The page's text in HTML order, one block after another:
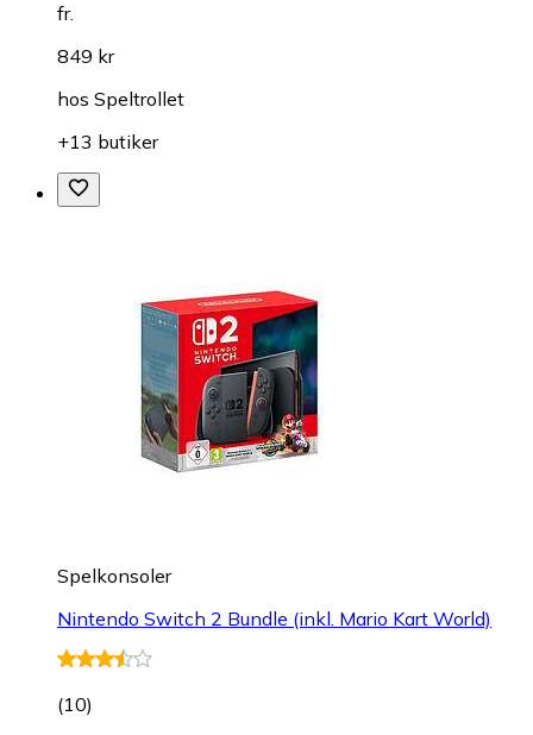
fr.
849 kr
hos Speltrollet
+13 butiker
Spelkonsoler
Nintendo Switch 2 Bundle (inkl. Mario Kart World)
(10)